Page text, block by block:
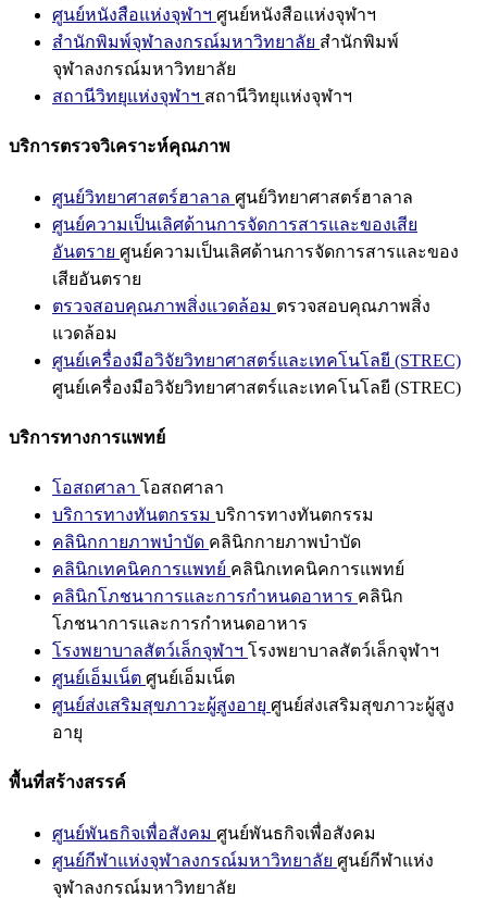
ศูนย์หนังสือแห่งจุฬาฯ ศูนย์หนังสือแห่งจุฬาฯ
สำนักพิมพ์จุฬาลงกรณ์มหาวิทยาลัย สำนักพิมพ์
จุฬาลงกรณ์มหาวิทยาลัย
สถานีวิทยุแห่งจุฬาฯ สถานีวิทยุแห่งจุฬาฯ
บริการตรวจวิเคราะห์คุณภาพ
ศูนย์วิทยาศาสตร์ฮาลาล ศูนย์วิทยาศาสตร์ฮาลาล
ศูนย์ความเป็นเลิศด้านการจัดการสารและของเสีย
อันตราย ศูนย์ความเป็นเลิศด้านการจัดการสารและของ
เสียอันตราย
ตรวจสอบคุณภาพสิ่งแวดล้อม ตรวจสอบคุณภาพสิ่ง
แวดล้อม
ศูนย์เครื่องมือวิจัยวิทยาศาสตร์และเทคโนโลยี (STREC)
ศูนย์เครื่องมือวิจัยวิทยาศาสตร์และเทคโนโลยี (STREC)
บริการทางการแพทย์
โอสถศาลา โอสถศาลา
บริการทางทันตกรรม บริการทางทันตกรรม
คลินิกกายภาพบำบัด คลินิกกายภาพบำบัด
คลินิกเทคนิคการแพทย์ คลินิกเทคนิคการแพทย์
คลินิกโภชนาการและการกำหนดอาหาร คลินิก
โภชนาการและการกำหนดอาหาร
โรงพยาบาลสัตว์เล็กจุฬาฯ โรงพยาบาลสัตว์เล็กจุฬาฯ
ศูนย์เอ็มเน็ต ศูนย์เอ็มเน็ต
ศูนย์ส่งเสริมสุขภาวะผู้สูงอายุ ศูนย์ส่งเสริมสุขภาวะผู้สูง
อายุ
พื้นที่สร้างสรรค์
ศูนย์พันธกิจเพื่อสังคม ศูนย์พันธกิจเพื่อสังคม
ศูนย์กีฬาแห่งจุฬาลงกรณ์มหาวิทยาลัย ศูนย์กีฬาแห่ง
จุฬาลงกรณ์มหาวิทยาลัย